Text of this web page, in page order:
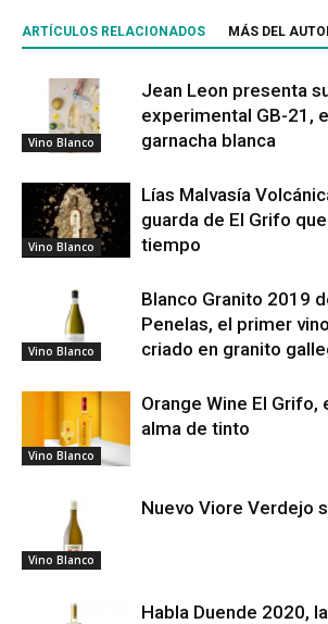
ARTÍCULOS RELACIONADOS MÁS DEL
Vino Blanco
Jean Leon presenta
experimental GB-21,
garnacha blanca
Vino Blanco
Lías Malvasía
guarda de El Grifo
tiempo
Vino Blanco
Blanco Granito 2019
Penelas, el primer
criado en granito
Vino Blanco
Orange Wine El Grifo,
alma de tinto
Vino Blanco
Nuevo Viore Verdejo
Habla Duende 2020,